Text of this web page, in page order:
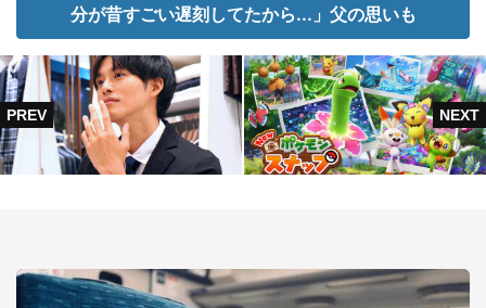
分が昔すごい遅刻してたから...」父の思いも